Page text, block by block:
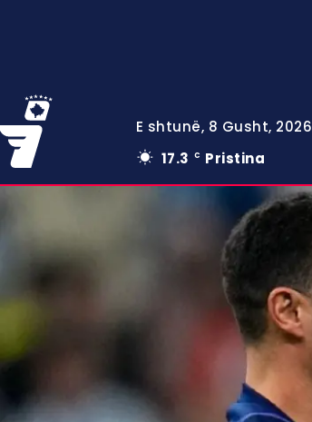
E shtunë, 8 Gusht, 2026
17.3
C Pristina